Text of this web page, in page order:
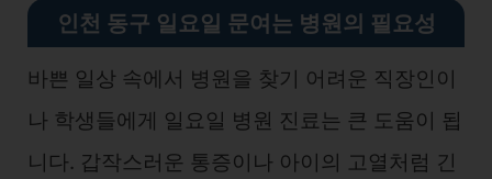
인천 동구 일요일 문여는 병원의 필요성
바쁜 일상 속에서 병원을 찾기 어려운 직장인이
나 학생들에게 일요일 병원 진료는 큰 도움이 됩
니다. 갑작스러운 통증이나 아이의 고열처럼 긴